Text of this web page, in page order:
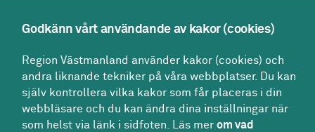
Region Västmanlands intranät
Följ oss
Facebook
LinkedIn
Godkänn vårt användande av kakor (cookies)
Region Västmanland använder kakor (cookies) och
andra liknande tekniker på våra webbplatser. Du kan
själv kontrollera vilka kakor som får placeras i din
webbläsare och du kan ändra dina inställningar när
som helst via länk i sidfoten. Läs merom vad